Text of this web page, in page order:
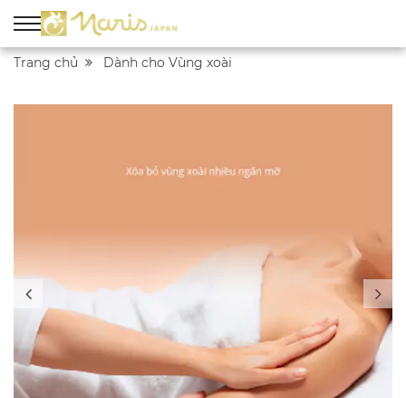
Trang chủ Dành cho Vùng xoài